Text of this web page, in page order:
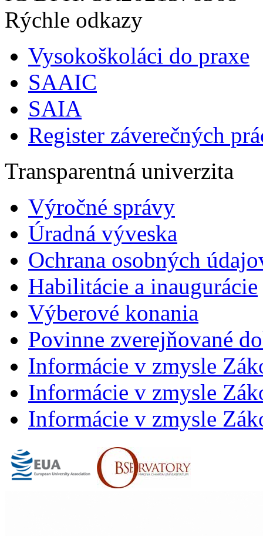
Rýchle odkazy
Vysokoškoláci do praxe
SAAIC
SAIA
Register záverečných
Transparentná univerzita
Výročné správy
Úradná výveska
Ochrana osobných
Habilitácie a inaugurácie
Výberové konania
Povinne zverejňované
Informácie v zmysle
Informácie v zmysle
Informácie v zmysle